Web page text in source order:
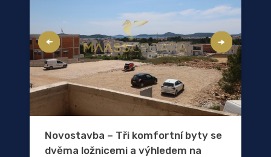
Novostavba – Tři komfortní byty se
dvěma ložnicemi a výhledem na